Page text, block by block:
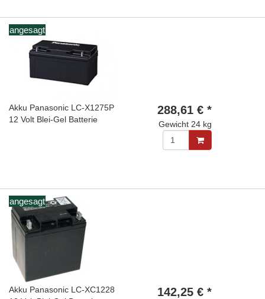
angesagt
Akku Panasonic LC-X1275P
12 Volt Blei-Gel Batterie
288,61 € *
Gewicht 24 kg
angesagt
Akku Panasonic LC-XC1228
142,25 € *